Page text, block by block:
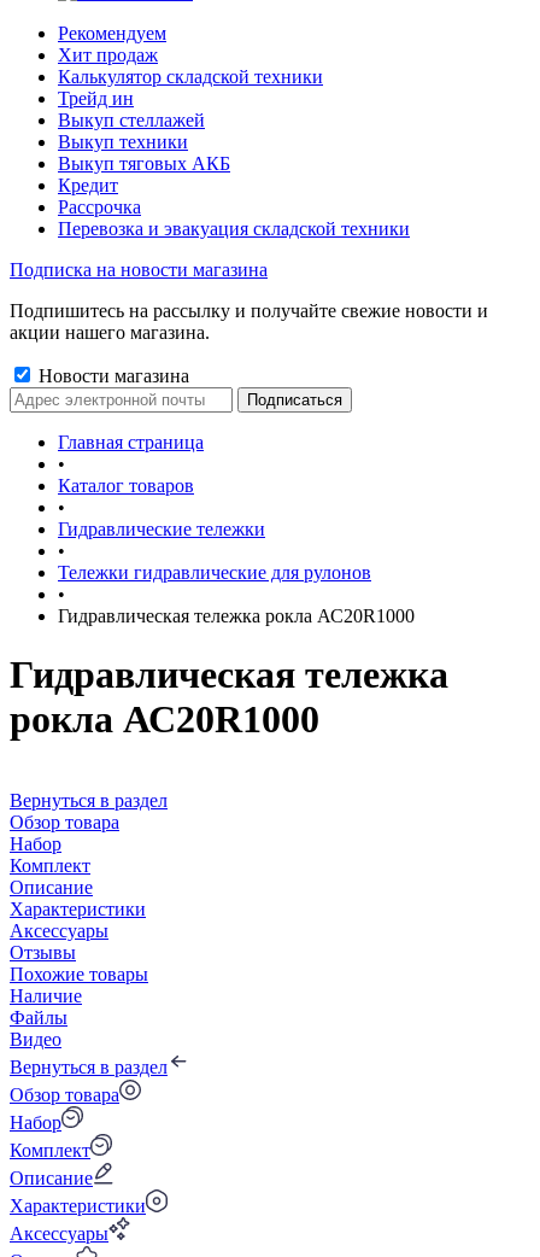
Рекомендуем
Хит продаж
Калькулятор складской техники
Трейд ин
Выкуп стеллажей
Выкуп техники
Выкуп тяговых АКБ
Кредит
Рассрочка
Перевозка и эвакуация складской техники
Подписка на новости магазина
Подпишитесь на рассылку и получайте свежие новости и
акции нашего магазина.
Новости магазина
Главная страница
•
Каталог товаров
•
Гидравлические тележки
•
Тележки гидравлические для рулонов
•
Гидравлическая тележка рокла АС20R1000
Гидравлическая тележка
рокла АС20R1000
Вернуться в раздел
Обзор товара
Набор
Комплект
Описание
Характеристики
Аксессуары
Отзывы
Похожие товары
Наличие
Файлы
Видео
Вернуться в раздел
Обзор товара
Набор
Комплект
Описание
Характеристики
Аксессуары